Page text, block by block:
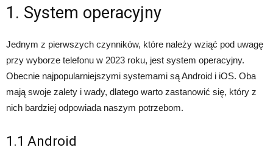
1. System operacyjny
Jednym z pierwszych czynników, które należy wziąć pod uwagę
przy wyborze telefonu w 2023 roku, jest system operacyjny.
Obecnie najpopularniejszymi systemami są Android i iOS. Oba
mają swoje zalety i wady, dlatego warto zastanowić się, który z
nich bardziej odpowiada naszym potrzebom.
1.1 Android